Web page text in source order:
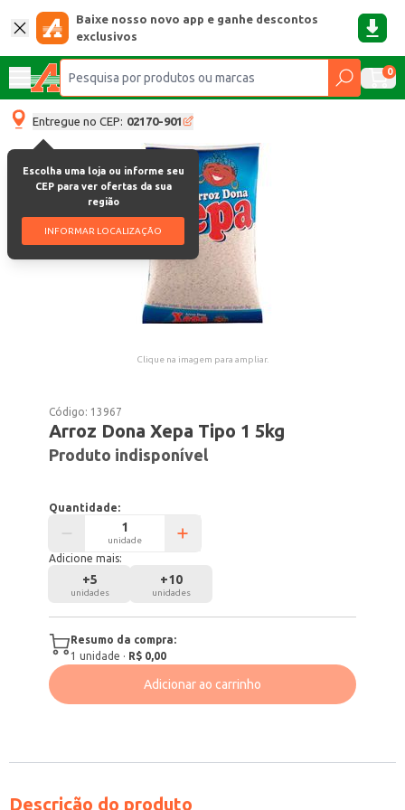
Baixe nosso novo app e ganhe descontos
exclusivos
0
Entregue no CEP: 02170-901
Escolha uma loja ou informe seu
CEP para ver ofertas da sua
região
INFORMAR LOCALIZAÇÃO
Clique na imagem para ampliar.
Código: 13967
Arroz Dona Xepa Tipo 1 5kg
Produto indisponível
Quantidade:
unidade
Adicione mais:
+5
unidades
+10
unidades
Resumo da compra:
1 unidade · R$ 0,00
Adicionar ao carrinho
Descrição do produto